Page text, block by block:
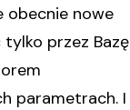
obecnie nowe
przez Bazę
parametrach. I